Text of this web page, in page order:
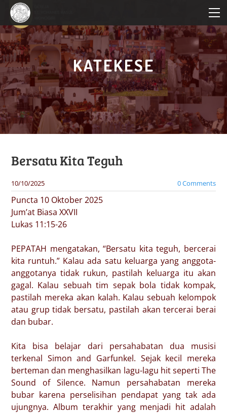
KATEKESE
Bersatu Kita Teguh
10/10/2025 0 Comments
Puncta 10 Oktober 2025
Jum’at Biasa XXVII
Lukas 11:15-26
PEPATAH mengatakan, “Bersatu kita teguh, bercerai
kita runtuh.” Kalau ada satu keluarga yang anggota-
anggotanya tidak rukun, pastilah keluarga itu akan
gagal. Kalau sebuah tim sepak bola tidak kompak,
pastilah mereka akan kalah. Kalau sebuah kelompok
atau grup tidak bersatu, pastilah akan tercerai berai
dan bubar.
Kita bisa belajar dari persahabatan dua musisi
terkenal Simon and Garfunkel. Sejak kecil mereka
berteman dan menghasilkan lagu-lagu hit seperti The
Sound of Silence. Namun persahabatan mereka
bubar karena perselisihan pendapat yang tak ada
ujungnya. Album terakhir yang menjadi hit adalah
PROFIL PAROKI
KATEKESE
PELAYANAN
BERITA PAROKI